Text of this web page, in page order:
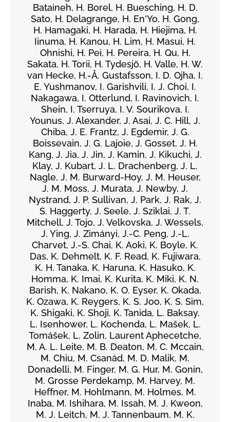
Bataineh, H. Borel, H. Buesching, H. D.
Sato, H. Delagrange, H. En'Yo, H. Gong,
H. Hamagaki, H. Harada, H. Hiejima, H.
Iinuma, H. Kanou, H. Lim, H. Masui, H.
Ohnishi, H. Pei, H. Pereira, H. Qu, H.
Sakata, H. Torii, H. Tydesjö, H. Valle, H. W.
van Hecke, H.-Å. Gustafsson, I. D. Ojha, I.
E. Yushmanov, I. Garishvili, I. J. Choi, I.
Nakagawa, I. Otterlund, I. Ravinovich, I.
Shein, I. Tserruya, I. V. Sourikova, I.
Younus, J. Alexander, J. Asai, J. C. Hill, J.
Chiba, J. E. Frantz, J. Egdemir, J. G.
Boissevain, J. G. Lajoie, J. Gosset, J. H.
Kang, J. Jia, J. Jin, J. Kamin, J. Kikuchi, J.
Klay, J. Kubart, J. L. Drachenberg, J. L.
Nagle, J. M. Burward-Hoy, J. M. Heuser,
J. M. Moss, J. Murata, J. Newby, J.
Nystrand, J. P. Sullivan, J. Park, J. Rak, J.
S. Haggerty, J. Seele, J. Sziklai, J. T.
Mitchell, J. Tojo, J. Velkovska, J. Wessels,
J. Ying, J. Zimányi, J.-C. Peng, J.-L.
Charvet, J.-S. Chai, K. Aoki, K. Boyle, K.
Das, K. Dehmelt, K. F. Read, K. Fujiwara,
K. H. Tanaka, K. Haruna, K. Hasuko, K.
Homma, K. Imai, K. Kurita, K. Miki, K. N.
Barish, K. Nakano, K. O. Eyser, K. Okada,
K. Ozawa, K. Reygers, K. S. Joo, K. S. Sim,
K. Shigaki, K. Shoji, K. Tanida, L. Baksay,
L. Isenhower, L. Kochenda, L. Mašek, L.
Tomášek, L. Zolin, Laurent Aphecetche,
M. A. L. Leite, M. B. Deaton, M. C. Mccain,
M. Chiu, M. Csanád, M. D. Malik, M.
Donadelli, M. Finger, M. G. Hur, M. Gonin,
M. Grosse Perdekamp, M. Harvey, M.
Heffner, M. Hohlmann, M. Holmes, M.
Inaba, M. Ishihara, M. Issah, M. J. Kweon,
M. J. Leitch, M. J. Tannenbaum, M. K.